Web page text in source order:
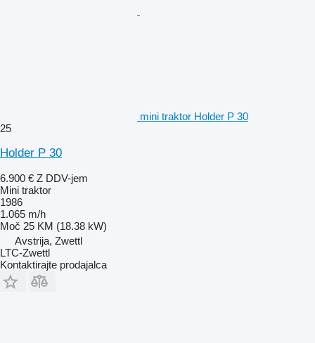
mini traktor Holder P 30
25
Holder P 30
6.900 € Z DDV-jem
Mini traktor
1986
1.065 m/h
Moč 25 KM (18.38 kW)
Avstrija, Zwettl
LTC-Zwettl
Kontaktirajte prodajalca